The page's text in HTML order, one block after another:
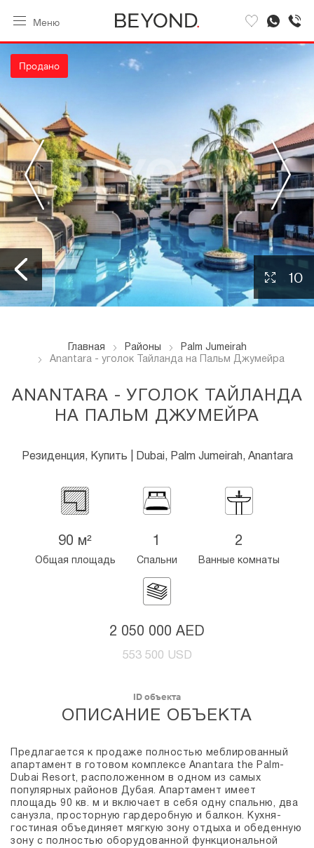
Меню
Продано
10
Главная Районы
Palm Jumeirah
Anantara - уголок Тайланда на Пальм Джумейра
ANANTARA - УГОЛОК ТАЙЛАНДА
НА ПАЛЬМ ДЖУМЕЙРА
Резиденция, Купить | Dubai, Palm Jumeirah, Anantara
90 м²
Общая площадь
1
Спальни
2
Ванные комнаты
2 050 000 AED
553 500 USD
ID объекта
ОПИСАНИЕ ОБЪЕКТА
Предлагается к продаже полностью меблированный
апартамент в готовом комплексе Anantara the Palm-
Dubai Resort, расположенном в одном из самых
популярных районов Дубая. Апартамент имеет
площадь 90 кв. м и включает в себя одну спальню, два
санузла, просторную гардеробную и балкон. Кухня-
гостиная объединяет мягкую зону отдыха и обеденную
зону с полностью оборудованной функциональной